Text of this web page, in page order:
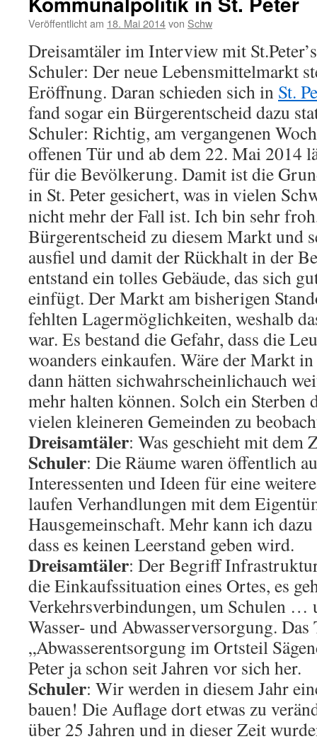
Veröffentlicht am 18. Mai 2014von Schw
Dreisamtäler im Interview mit
Schuler: Der neue Lebensmittelmarkt
Eröffnung. Daran schieden sich in St.
fand sogar ein Bürgerentscheid dazu
Schuler: Richtig, am vergangenen
offenen Tür und ab dem 22. Mai 2014
für die Bevölkerung. Damit ist die
in St. Peter gesichert, was in vielen
nicht mehr der Fall ist. Ich bin sehr
Bürgerentscheid zu diesem Markt und
ausfiel und damit der Rückhalt in der
entstand ein tolles Gebäude, das sich
einfügt. Der Markt am bisherigen
fehlten Lagermöglichkeiten, weshalb
war. Es bestand die Gefahr, dass die
woanders einkaufen. Wäre der Markt in
dann hätten sichwahrscheinlichauch
mehr halten können. Solch ein
vielen kleineren Gemeinden zu
Dreisamtäler: Was geschieht mit dem
Schuler: Die Räume waren öffentlich
Interessenten und Ideen für eine
laufen Verhandlungen mit dem
Hausgemeinschaft. Mehr kann ich
dass es keinen Leerstand geben wird.
Dreisamtäler: Der Begriff
die Einkaufssituation eines Ortes, es
Verkehrsverbindungen, um Schulen …
Wasser- und Abwasserversorgung. Das
„Abwasserentsorgung im Ortsteil
Peter ja schon seit Jahren vor sich her.
Schuler: Wir werden in diesem Jahr
bauen! Die Auflage dort etwas zu
über 25 Jahren und in dieser Zeit